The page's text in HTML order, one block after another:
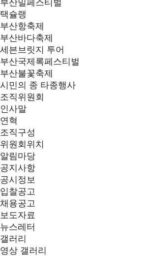
부산밀페스티벌
택슐랭
부산항축제
부산바다축제
세븐브릿지 투어
부산국제록페스티벌
부산불꽃축제
시민의 종 타종행사
조직위원회
인사말
연혁
조직구성
위원회위치
알림마당
공지사항
공시정보
입찰공고
채용공고
보도자료
뉴스레터
갤러리
영상 갤러리